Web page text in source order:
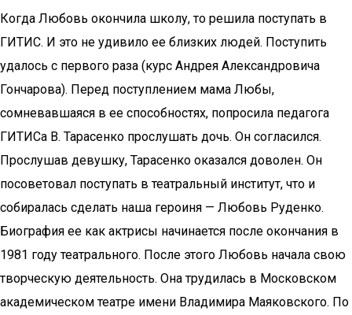
Когда Любовь окончила школу, то решила поступать в
ГИТИС. И это не удивило ее близких людей. Поступить
удалось с первого раза (курс Андрея Александровича
Гончарова). Перед поступлением мама Любы,
сомневавшаяся в ее способностях, попросила педагога
ГИТИСа В. Тарасенко прослушать дочь. Он согласился.
Прослушав девушку, Тарасенко оказался доволен. Он
посоветовал поступать в театральный институт, что и
собиралась сделать наша героиня — Любовь Руденко.
Биография ее как актрисы начинается после окончания в
1981 году театрального. После этого Любовь начала свою
творческую деятельность. Она трудилась в Московском
академическом театре имени Владимира Маяковского. По